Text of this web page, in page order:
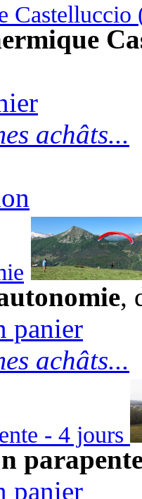
Castelluccio
achâts...
,
panier
achâts...
- 4 jours
panier